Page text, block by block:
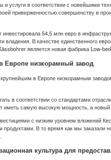
и услуги в соответствии с новейшими
приверженностью совершенству в
54,5 млн евро в
владения. В качестве единственного
является новая фабрика Low-
Европе низкорамный завод
в Европе низкорамным
в соответствии со стандартами
иметь самую высокую мощность, а
с низким уровнем вложений
продуктами. В то время как мы
культура для